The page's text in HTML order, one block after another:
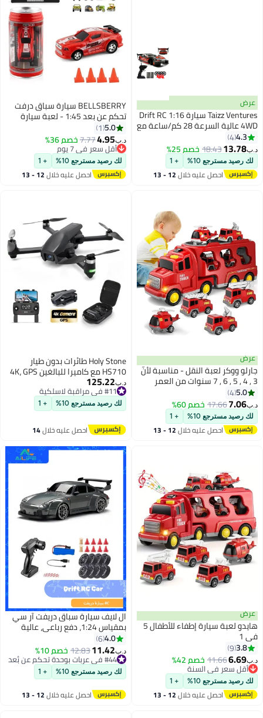
عرض
Taizz Ventures سيارة Drift RC 1:16
4WD عالية السرعة 28 كم/ساعة مع
تحكم عن بعد وأضواء LED، سيارات
سباق RC بتردد 2.4GHz مع إطارات
انزلاق وسباق، بطاريتين قابلتين
للشحن - سيارة لعبة انزلاق للأطفال
والبالغين - حمراء
4.3
4
د.ب‏13.78
18.43خصم 25%
لك رصيد مسترجع 10% + 1
احصل عليه خلال 12 - 13
BELLSBERRY سيارة سباق درفت
تحكم عن بعد 1:45 - لعبة سيارة
سباق على شكل علبة كوكا كولا مع
4 حواجز طرق و 50 ملصق سيارة
5.0
1
د.ب‏4.95
7.77خصم 36%
أقل سعر في 7 يوم
أقل سعر في 7 يوم
لك رصيد مسترجع 10% + 1
احصل عليه خلال 12 - 13
عرض
جارلو ووكر لعبة النقل - مناسبة لأنّ
3 , 4 , 5 , 6 , 7 سنوات من العمر
الأولاد في لعبة واحدة ، 1-3 سنوات
من العمر الأطفال ووكر لعبة
السيارات ، 3-9 سنوات من العمر
+ عيد الميلاد للأطفال ( 5 في 1
5.0
4
د.ب‏7.06
17.66خصم 60%
لك رصيد مسترجع 10% + 1
احصل عليه خلال 12 - 13
Holy Stone طائرات بدون طيار
HS710 مع كاميرا للبالغين 4K، GPS
FPV قابلة للطي 5G كوادكوبتر
للمبتدئين مع وضع التدفق البصري،
العودة التلقائية إلى المنزل، اتبعني،
محرك بدون فرشاة، سهل الطيران
د.ب‏125.22
#11 في مراقبة لاسلكية
#11 في مراقبة لاسلكية
لك رصيد مسترجع 10% + 1
احصل عليه خلال14
عرض
هايدو لعبة سيارة إطفاء للأطفال 5
في 1
3.8
9
د.ب‏6.69
11.66خصم 42%
أقل سعر في السنة
أقل سعر في السنة
لك رصيد مسترجع 10% + 1
احصل عليه خلال 12 - 13
ال لايف سيارة سباق دريفت آر سي
بمقياس 1:24، دفع رباعي، عالية
السرعة، مع أضواء وامضة، وإطارات
دريفت، وشحن يو إس بي، هدية
للأطفال والأولاد والبنات والبالغين
4.0
6
د.ب‏11.42
12.83خصم 10%
#44 في عربات بوحدة تحكم عن بُعد
#44 في عربات بوحدة تحكم عن بُعد
لك رصيد مسترجع 10% + 1
احصل عليه خلال 12 - 13